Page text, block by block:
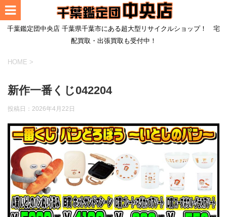
千葉鑑定団中央店 千葉県千葉市にある超大型リサイクルショップ！ 宅
配買取・出張買取も受付中！
HOME >
新作一番くじ042204
投稿日： 2026年4月22日